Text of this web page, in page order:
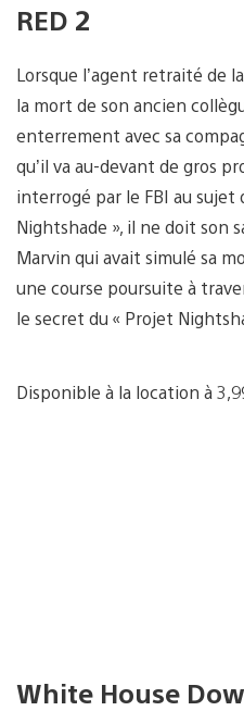
RED 2
Lorsque l’agent retraité de
la mort de son ancien
enterrement avec sa
qu’il va au-devant de gros
interrogé par le FBI au sujet
Nightshade », il ne doit son
Marvin qui avait simulé sa
une course poursuite à
le secret du « Projet
Disponible à la location à
White House